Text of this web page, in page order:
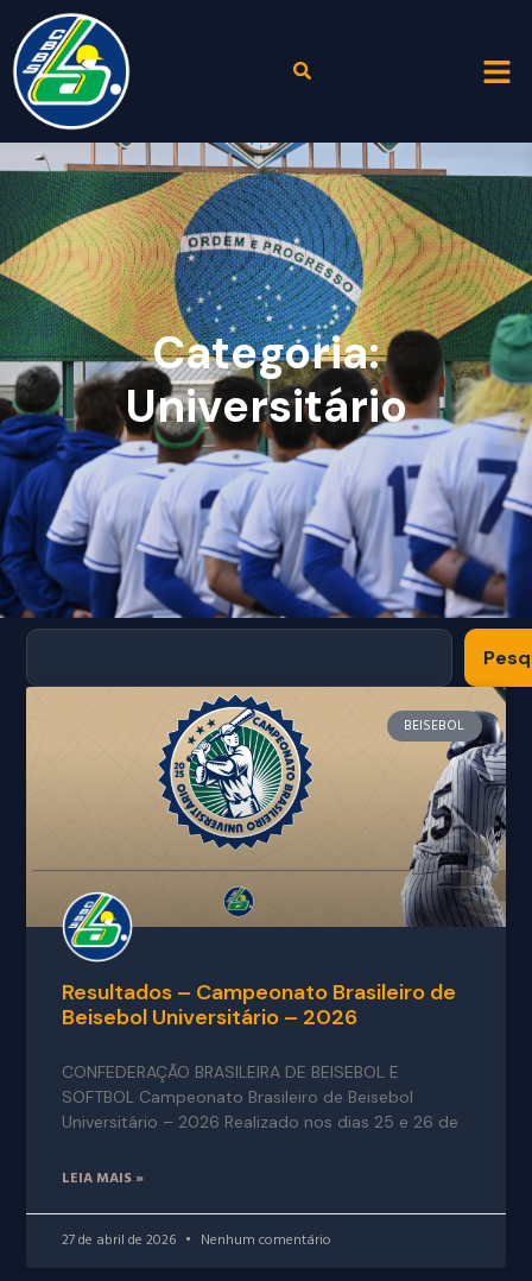
Categoria:
Universitário
BEISEBOL
Resultados – Campeonato Brasileiro de
Beisebol Universitário – 2026
CONFEDERAÇÃO BRASILEIRA DE BEISEBOL E
SOFTBOL Campeonato Brasileiro de Beisebol
Universitário – 2026 Realizado nos dias 25 e 26 de
LEIA MAIS »
27 de abril de 2026 Nenhum comentário